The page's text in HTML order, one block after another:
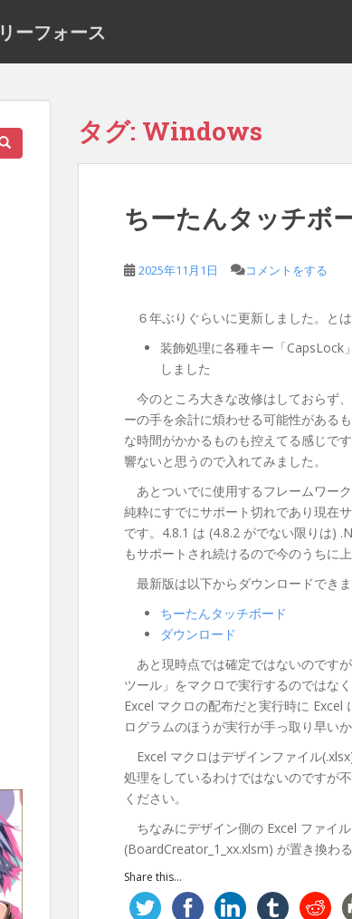
ーフォース
タグ: Windows
ちーたんタッチボ
2025年11月1日 コメントをする
６年ぶりぐらいに更新しました。と
装飾処理に各種キー「CapsLock
しました
今のところ大きな改修はしておらず
ーの手を余計に煩わせる可能性がある
な時間がかかるものも控えてる感じで
響ないと思うので入れてみました。
あとついでに使用するフレームワー
純粋にすでにサポート切れであり現在
です。4.8.1 は (4.8.2 がでない限りは)
もサポートされ続けるので今のうちに
最新版は以下からダウンロードできま
ちーたんタッチボード
ダウンロード
あと現時点では確定ではないのです
ツール」をマクロで実行するのではな
Excel マクロの配布だと実行時に
ログラムのほうが実行が手っ取り早いか
Excel マクロはデザインファイル
処理をしているわけではないのですが
ください。
ちなみにデザイン側の Excel ファイ
(BoardCreator_1_xx.xlsm) が置き換わる
Share this...